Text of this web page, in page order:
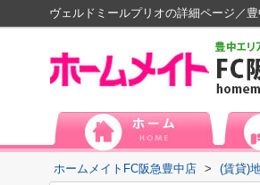
ヴェルドミールプリオの詳細ページ／
ホームメイトFC阪急豊中店 > (賃貸)